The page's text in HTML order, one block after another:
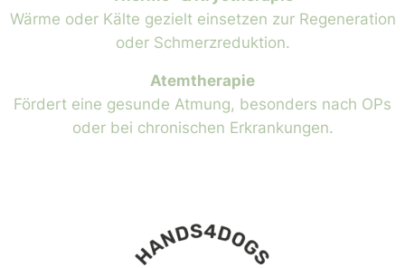
Wärme oder Kälte gezielt einsetzen zur Regeneration
oder Schmerzreduktion.
Atemtherapie
Fördert eine gesunde Atmung, besonders nach OPs
oder bei chronischen Erkrankungen.